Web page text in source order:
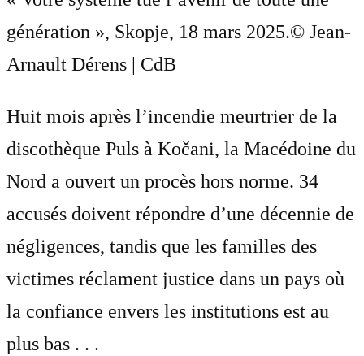
génération », Skopje, 18 mars 2025.© Jean-
Arnault Dérens | CdB
Huit mois après l’incendie meurtrier de la
discothèque Puls à Kočani, la Macédoine du
Nord a ouvert un procès hors norme. 34
accusés doivent répondre d’une décennie de
négligences, tandis que les familles des
victimes réclament justice dans un pays où
la confiance envers les institutions est au
plus bas . . .